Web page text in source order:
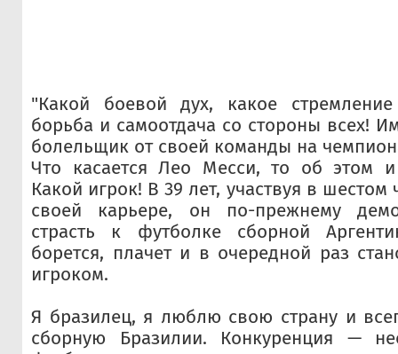
"Какой боевой дух, какое
борьба и самоотдача со стороны всех!
болельщик от своей команды на
Что касается Лео Месси, то об этом и
Какой игрок! В 39 лет, участвуя в
своей карьере, он по-прежнему
страсть к футболке сборной
борется, плачет и в очередной раз
игроком.
Я бразилец, я люблю свою страну и
сборную Бразилии. Конкуренция —